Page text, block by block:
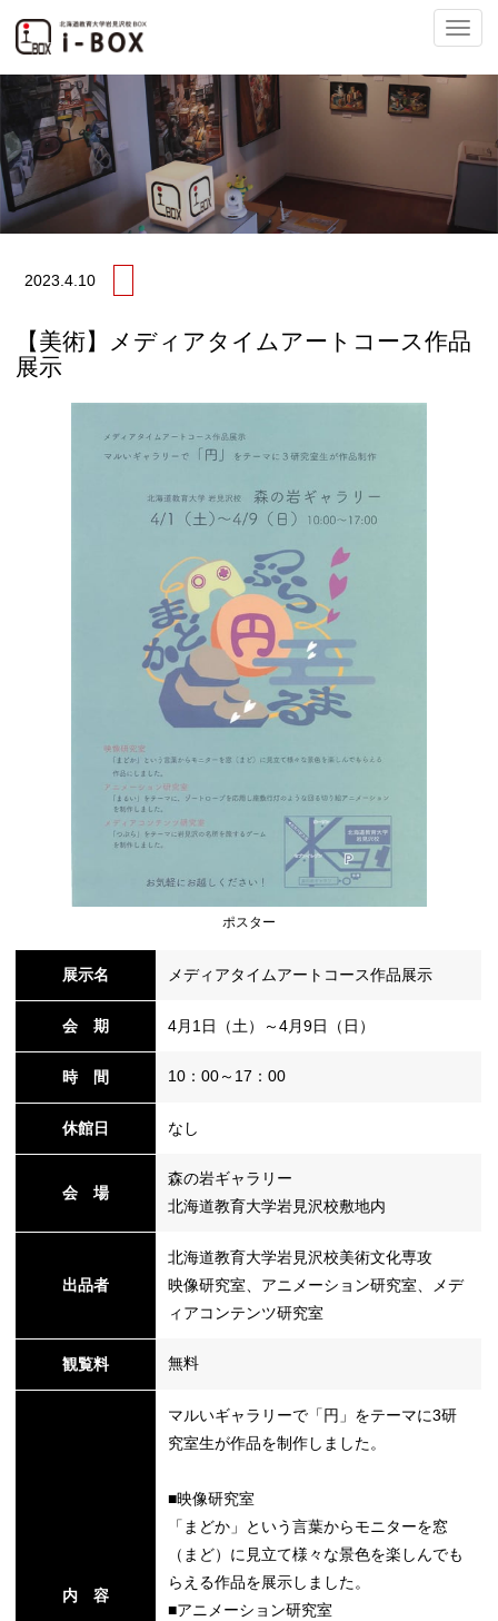
ナ
ビ
2023. 4.10
【美術】メディアタイムアートコース作品
展示
ポスター
展示名 メディアタイムアートコース作品展示
会 期 4月1日（土）～4月9日（日）
時 間 10：00～17：00
休館日 なし
会 場
森の岩ギャラリー
北海道教育大学岩見沢校敷地内
出品者
北海道教育大学岩見沢校美術文化専攻
映像研究室、アニメーション研究室、メデ
ィアコンテンツ研究室
観覧料 無料
内 容
マルいギャラリーで「円」をテーマに3研
究室生が作品を制作しました。
■映像研究室
「まどか」という言葉からモニターを窓
（まど）に見立て様々な景色を楽しんでも
らえる作品を展示しました。
■アニメーション研究室